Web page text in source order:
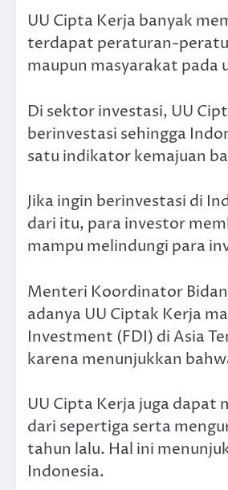
UU Cipta Kerja banyak
terdapat peraturan-
maupun masyarakat pada
Di sektor investasi, UU
berinvestasi sehingga
satu indikator kemajuan
Jika ingin berinvestasi di
dari itu, para investor
mampu melindungi para
Menteri Koordinator
adanya UU Ciptak Kerja
Investment (FDI) di Asia
karena menunjukkan
UU Cipta Kerja juga dapat
dari sepertiga serta
tahun lalu. Hal ini
Indonesia.